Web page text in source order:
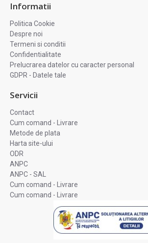
Informatii
Politica Cookie
Despre noi
Termeni si conditii
Confidentialitate
Prelucrarea datelor cu caracter personal
GDPR - Datele tale
Servicii
Contact
Cum comand - Livrare
Metode de plata
Harta site-ului
ODR
ANPC
ANPC - SAL
Cum comand - Livrare
Cum comand - Livrare